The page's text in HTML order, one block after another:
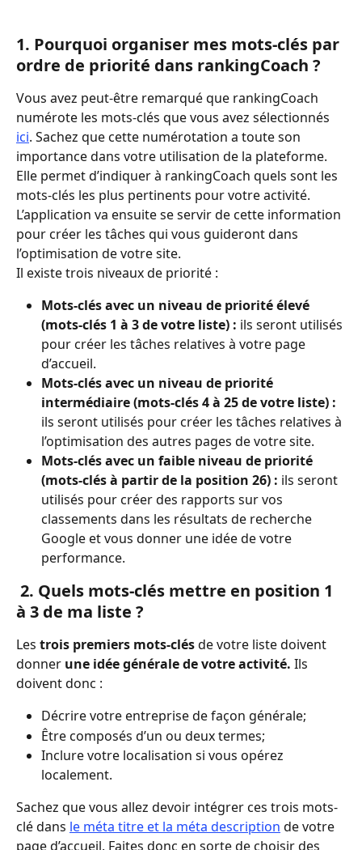
1. Pourquoi organiser mes mots-clés par
ordre de priorité dans rankingCoach ?
Vous avez peut-être remarqué que rankingCoach
numérote les mots-clés que vous avez sélectionnés
ici. Sachez que cette numérotation a toute son
importance dans votre utilisation de la plateforme.
Elle permet d’indiquer à rankingCoach quels sont les
mots-clés les plus pertinents pour votre activité.
L’application va ensuite se servir de cette information
pour créer les tâches qui vous guideront dans
l’optimisation de votre site.
Il existe trois niveaux de priorité :
Mots-clés avec un niveau de priorité élevé
(mots-clés 1 à 3 de votre liste) : ils seront utilisés
pour créer les tâches relatives à votre page
d’accueil.
Mots-clés avec un niveau de priorité
intermédiaire (mots-clés 4 à 25 de votre liste) :
ils seront utilisés pour créer les tâches relatives à
l’optimisation des autres pages de votre site.
Mots-clés avec un faible niveau de priorité
(mots-clés à partir de la position 26) : ils seront
utilisés pour créer des rapports sur vos
classements dans les résultats de recherche
Google et vous donner une idée de votre
performance.
2. Quels mots-clés mettre en position 1
à 3 de ma liste ?
Les trois premiers mots-clés de votre liste doivent
donner une idée générale de votre activité. Ils
doivent donc :
Décrire votre entreprise de façon générale;
Être composés d’un ou deux termes;
Inclure votre localisation si vous opérez
localement.
Sachez que vous allez devoir intégrer ces trois mots-
clé dans le méta titre et la méta description de votre
page d’accueil. Faites donc en sorte de choisir des